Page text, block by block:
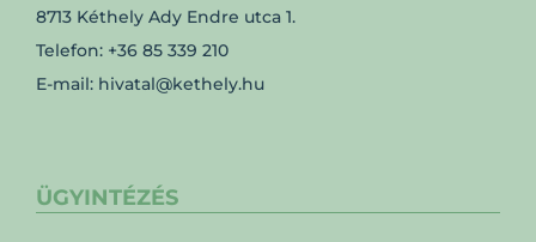
8713 Kéthely Ady Endre utca 1.
Telefon: +36 85 339 210
E-mail: hivatal@kethely.hu
ÜGYINTÉZÉS